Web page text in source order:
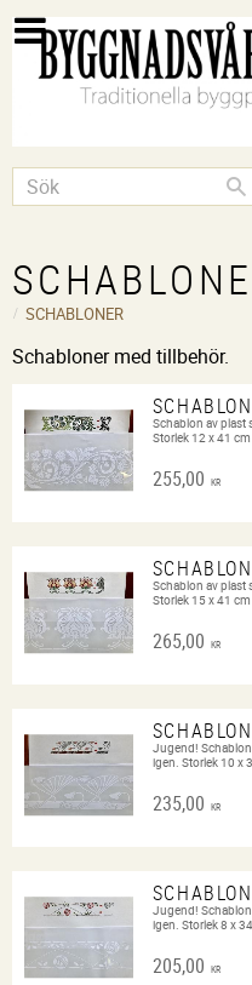
SCHABLONER
Schabloner med tillbehör.
SCHABLON
Schablon av plast
Storlek 12 x 41 cm
255,00 KR
SCHABLON
Schablon av plast
Storlek 15 x 41 cm
265,00 KR
SCHABLON
Jugend!
igen. Storlek 10 x
235,00 KR
SCHABLON
Jugend!
igen. Storlek 8 x
205,00 KR